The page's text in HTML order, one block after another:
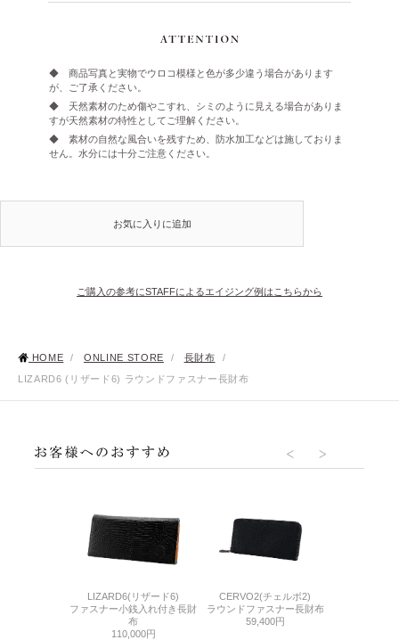
◆ 商品写真と実物でウロコ模様と色が多少違う場合があります
が、ご了承ください。
◆ 天然素材のため傷やこすれ、シミのように見える場合がありま
すが天然素材の特性としてご理解ください。
◆ 素材の自然な風合いを残すため、防水加工などは施しておりま
せん。水分には十分ご注意ください。
お気に入りに追加
ご購入の参考にSTAFFによるエイジング例はこちらから
HOME / ONLINE STORE / 長財布
/
LIZARD6 (リザード6) ラウンドファスナー長財布
LIZARD6(リザード6)
ファスナー小銭入れ付き長財
布
110,000円
CERVO2(チェルボ2)
ラウンドファスナー長財布
59,400円